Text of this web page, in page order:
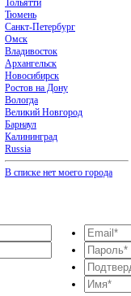
Тольятти
Тюмень
Санкт-Петербург
Омск
Владивосток
Архангельск
Новосибирск
Ростов на Дону
Вологда
Великий Новгород
Барнаул
Калининград
Russia
В списке нет моего города